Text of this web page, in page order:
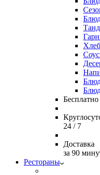
Хлеб
Бесплатно
24 / 7
Доставка
за 90
Рестораны